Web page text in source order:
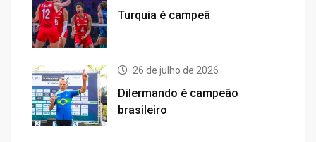
Turquia é campeã
26 de julho de 2026
Dilermando é campeão
brasileiro